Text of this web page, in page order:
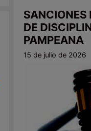
SANCIONES
DE
PAMPEANA
15 de julio de 2026